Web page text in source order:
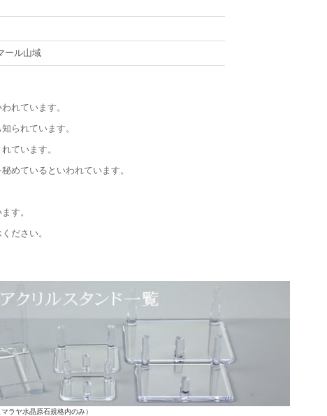
ール山域
れています。
られています。
ています。
めているといわれています。
す。
ださい。
ラヤ水晶原石規格内のみ）